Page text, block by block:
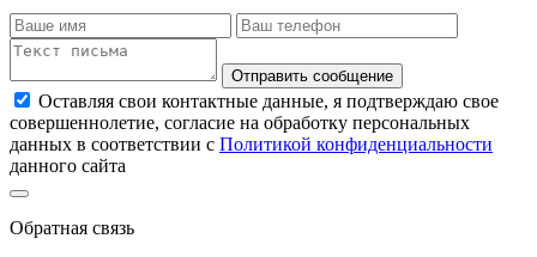
Отправить сообщение
Оставляя свои контактные данные, я подтверждаю свое
совершеннолетие, согласие на обработку персональных
данных в соответствии с Политикой конфиденциальности
данного сайта
Обратная связь